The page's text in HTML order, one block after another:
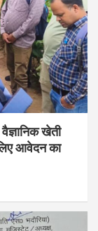
खेती
आवेदन का